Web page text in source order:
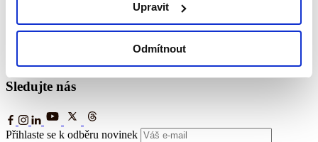
Upravit
Odmítnout
dobryandel@dobryandel.cz andelskaposta@dobryandel.cz
Sledujte nás
Přihlaste se k odběru novinek